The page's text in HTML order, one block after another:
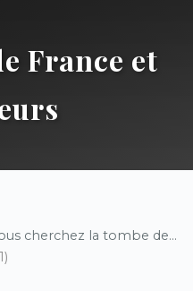
France et
cherchez la tombe de...